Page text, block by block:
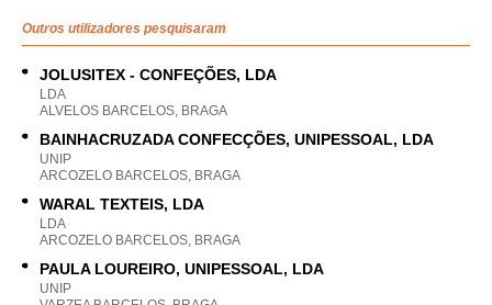
Outros utilizadores pesquisaram
JOLUSITEX - CONFEÇÕES, LDA
LDA
ALVELOS BARCELOS, BRAGA
BAINHACRUZADA CONFECÇÕES, UNIPESSOAL, LDA
UNIP
ARCOZELO BARCELOS, BRAGA
WARAL TEXTEIS, LDA
LDA
ARCOZELO BARCELOS, BRAGA
PAULA LOUREIRO, UNIPESSOAL, LDA
UNIP